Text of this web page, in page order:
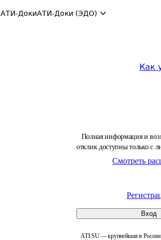
АТИ-ДокиАТИ-Доки (ЭДО)
Как
Полная информация и
отклик доступны только с
Смотреть
Вход
ATI.SU — крупнейшая в